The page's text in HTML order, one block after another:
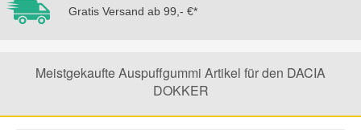
Gratis Versand ab 99,- €*
Meistgekaufte Auspuffgummi Artikel für den DACIA
DOKKER
Jeep Ersatzteile
Kia Ersatzteile
Lancia Ersatzteile